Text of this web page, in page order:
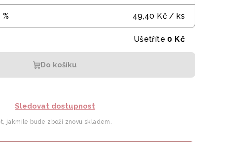
49,40 Kč / ks
Ušetříte 0 Kč
Do košíku
Sledovat dostupnost
jakmile bude zboží znovu skladem.